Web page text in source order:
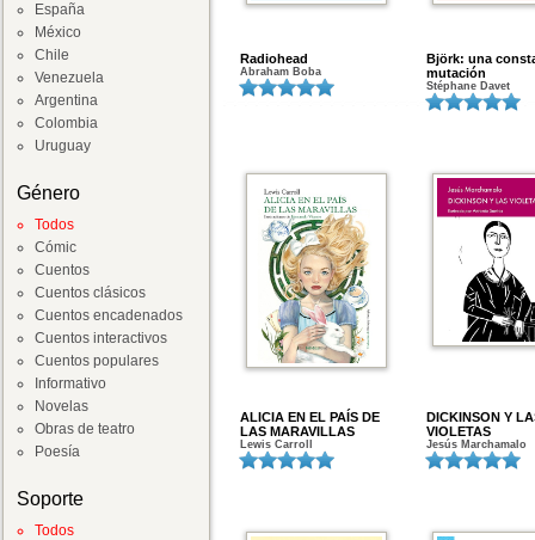
España
México
Chile
Venezuela
Argentina
Colombia
Uruguay
Género
Todos
Cómic
Cuentos
Cuentos clásicos
Cuentos encadenados
Cuentos interactivos
Cuentos populares
Informativo
Novelas
Obras de teatro
Poesía
Soporte
Todos
Radiohead
Abraham Boba
Björk: una
mutación
Stéphane Davet
ALICIA EN EL PAÍS DE
LAS MARAVILLAS
Lewis Carroll
DICKINSON Y
VIOLETAS
Jesús Marchamalo